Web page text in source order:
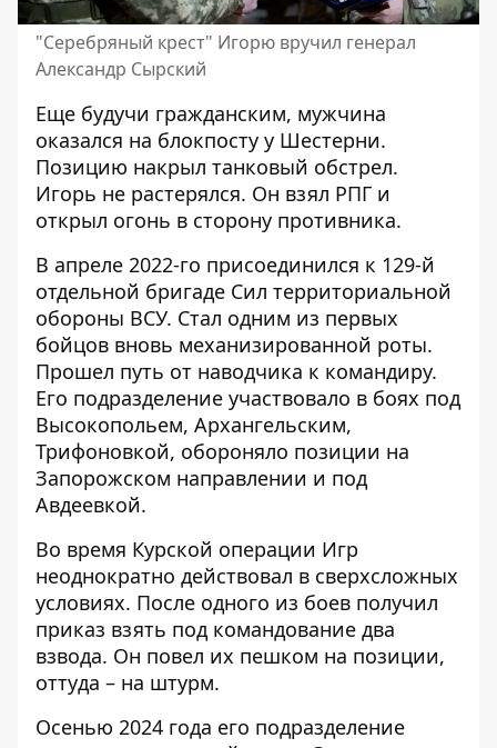
"Серебряный крест" Игорю вручил генерал
Александр Сырский
Еще будучи гражданским, мужчина
оказался на блокпосту у Шестерни.
Позицию накрыл танковый обстрел.
Игорь не растерялся. Он взял РПГ и
открыл огонь в сторону противника.
В апреле 2022-го присоединился к 129-й
отдельной бригаде Сил территориальной
обороны ВСУ. Стал одним из первых
бойцов вновь механизированной роты.
Прошел путь от наводчика к командиру.
Его подразделение участвовало в боях под
Высокопольем, Архангельским,
Трифоновкой, обороняло позиции на
Запорожском направлении и под
Авдеевкой.
Во время Курской операции Игр
неоднократно действовал в сверхсложных
условиях. После одного из боев получил
приказ взять под командование два
взвода. Он повел их пешком на позиции,
оттуда – на штурм.
Осенью 2024 года его подразделение